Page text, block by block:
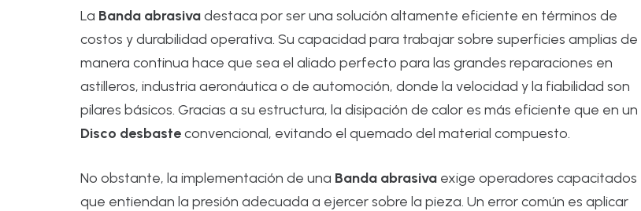
La Banda abrasivadestaca por ser una solución altamente eficiente en términos de
costos y durabilidad operativa. Su capacidad para trabajar sobre superficies amplias de
manera continua hace que sea el aliado perfecto para las grandes reparaciones en
astilleros, industria aeronáutica o de automoción, donde la velocidad y la fiabilidad son
pilares básicos. Gracias a su estructura, la disipación de calor es más eficiente que en un
Disco desbasteconvencional, evitando el quemado del material compuesto.
No obstante, la implementación de una Banda abrasiva exige operadores capacitados
que entiendan la presión adecuada a ejercer sobre la pieza. Un error común es aplicar